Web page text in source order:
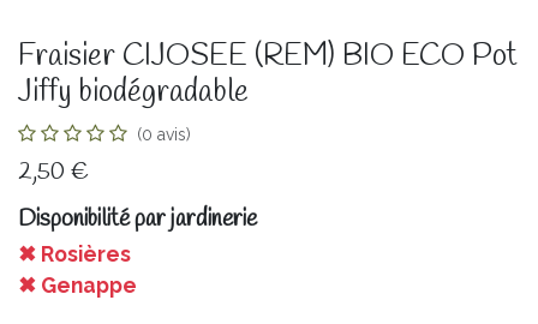
Fraisier CIJOSEE (REM) BIO ECO Pot
Jiffy biodégradable
(0 avis)
2,50 €
Disponibilité par jardinerie
✖ Rosières
✖ Genappe